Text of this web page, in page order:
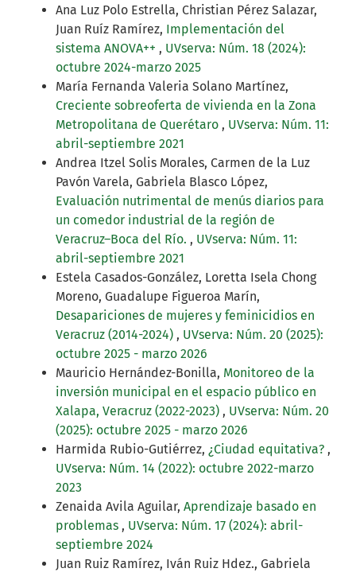
Ana Luz Polo Estrella, Christian Pérez Salazar,
Juan Ruíz Ramírez, Implementación del
sistema ANOVA++ , UVserva: Núm. 18 (2024):
octubre 2024-marzo 2025
María Fernanda Valeria Solano Martínez,
Creciente sobreoferta de vivienda en la Zona
Metropolitana de Querétaro , UVserva: Núm. 11:
abril-septiembre 2021
Andrea Itzel Solis Morales, Carmen de la Luz
Pavón Varela, Gabriela Blasco López,
Evaluación nutrimental de menús diarios para
un comedor industrial de la región de
Veracruz–Boca del Río. , UVserva: Núm. 11:
abril-septiembre 2021
Estela Casados-González, Loretta Isela Chong
Moreno, Guadalupe Figueroa Marín,
Desapariciones de mujeres y feminicidios en
Veracruz (2014-2024) , UVserva: Núm. 20 (2025):
octubre 2025 - marzo 2026
Mauricio Hernández-Bonilla, Monitoreo de la
inversión municipal en el espacio público en
Xalapa, Veracruz (2022-2023) , UVserva: Núm. 20
(2025): octubre 2025 - marzo 2026
Harmida Rubio-Gutiérrez, ¿Ciudad equitativa? ,
UVserva: Núm. 14 (2022): octubre 2022-marzo
2023
Zenaida Avila Aguilar, Aprendizaje basado en
problemas , UVserva: Núm. 17 (2024): abril-
septiembre 2024
Juan Ruiz Ramírez, Iván Ruiz Hdez., Gabriela